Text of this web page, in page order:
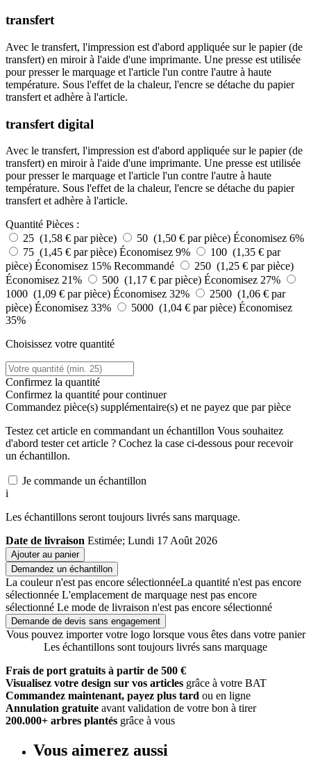
transfert
Avec le transfert, l'impression est d'abord appliquée sur le papier (de
transfert) en miroir à l'aide d'une imprimante. Une presse est utilisée
pour presser le marquage et l'article l'un contre l'autre à haute
température. Sous l'effet de la chaleur, l'encre se détache du papier
transfert et adhère à l'article.
transfert digital
Avec le transfert, l'impression est d'abord appliquée sur le papier (de
transfert) en miroir à l'aide d'une imprimante. Une presse est utilisée
pour presser le marquage et l'article l'un contre l'autre à haute
température. Sous l'effet de la chaleur, l'encre se détache du papier
transfert et adhère à l'article.
Quantité Pièces :
25 (1,58 € par pièce)
50 (1,50 € par pièce) Économisez 6%
75 (1,45 € par pièce) Économisez 9%
100 (1,35 € par
pièce) Économisez 15% Recommandé
250 (1,25 € par pièce)
Économisez 21%
500 (1,17 € par pièce) Économisez 27%
1000 (1,09 € par pièce) Économisez 32%
2500 (1,06 € par
pièce) Économisez 33% 5000 (1,04 € par pièce) Économisez
35%
Choisissez votre quantité
Confirmez la quantité
Confirmez la quantité pour continuer
Commandez pièce(s) supplémentaire(s) et ne payez que par pièce
Testez cet article en commandant un échantillon Vous souhaitez
d'abord tester cet article ? Cochez la case ci-dessous pour recevoir
un échantillon.
Je commande un échantillon
i
Les échantillons seront toujours livrés sans marquage.
Date de livraison Estimée; Lundi 17 Août 2026
Ajouter au panier
Demandez un échantillon
La couleur n'est pas encore sélectionnéeLa quantité n'est pas encore
sélectionnée L'emplacement de marquage nest pas encore
sélectionné Le mode de livraison n'est pas encore sélectionné
Demande de devis sans engagement
Vous pouvez importer votre logo lorsque vous êtes dans votre panier
Les échantillons sont toujours livrés sans marquage
Frais de port gratuits à partir de 500 €
Visualisez votre design sur vos articles grâce à votre BAT
Commandez maintenant, payez plus tard ou en ligne
Annulation gratuite avant validation de votre bon à tirer
200.000+ arbres plantés grâce à vous
Vous aimerez aussi